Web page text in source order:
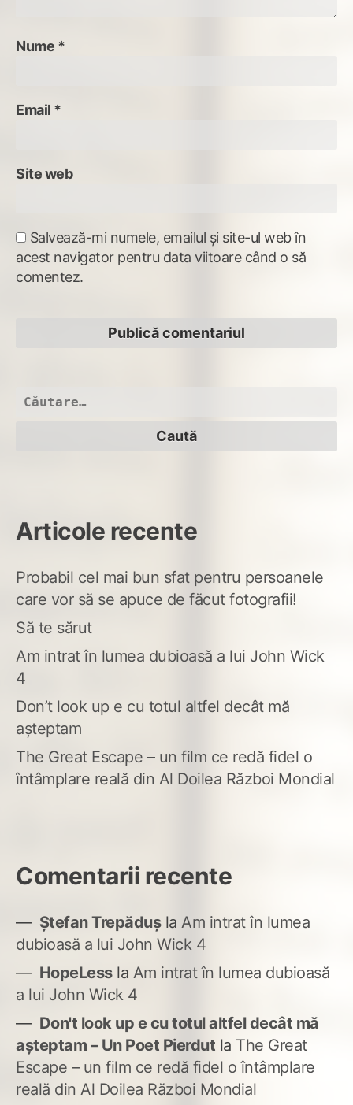
Nume *
Email *
Site web
Salvează-mi numele, emailul și site-ul web în
acest navigator pentru data viitoare când o să
comentez.
Caută
Articole recente
Probabil cel mai bun sfat pentru persoanele
care vor să se apuce de făcut fotografii!
Să te sărut
Am intrat în lumea dubioasă a lui John Wick
4
Don’t look up e cu totul altfel decât mă
așteptam
The Great Escape – un film ce redă fidel o
întâmplare reală din Al Doilea Război Mondial
Comentarii recente
Ștefan Trepădușla Am intrat în lumea
dubioasă a lui John Wick 4
HopeLessla Am intrat în lumea dubioasă
a lui John Wick 4
Don't look up e cu totul altfel decât mă
așteptam – Un Poet Pierdut la The Great
Escape – un film ce redă fidel o întâmplare
reală din Al Doilea Război Mondial